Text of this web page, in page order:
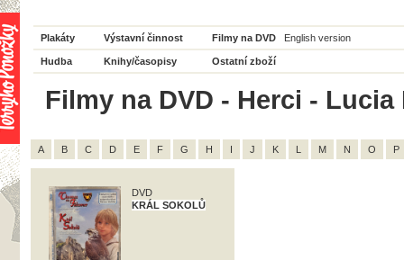
Plakáty Výstavní činnost Filmy na DVD English version
Hudba Knihy/časopisy Ostatní zboží
Filmy na DVD - Herci -
A B C D E F G H I J K L M N O P
DVD
KRÁL SOKOLŮ